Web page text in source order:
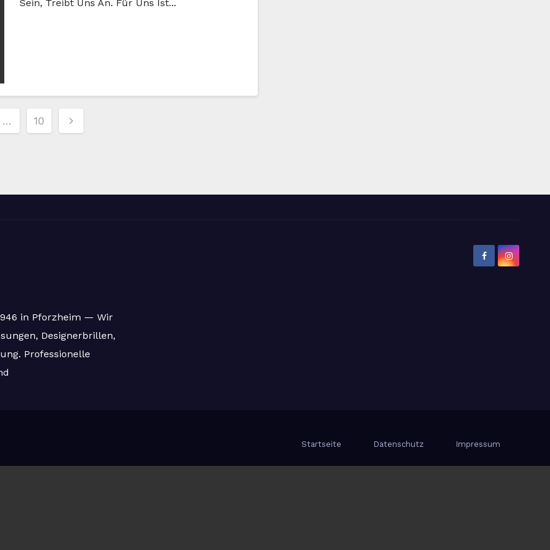
Sein, Treibt Uns An. Für Uns Ist...
… 10
in Pforzheim — Wir
Designerbrillen,
Professionelle
Startseite Datenschutz Impressum